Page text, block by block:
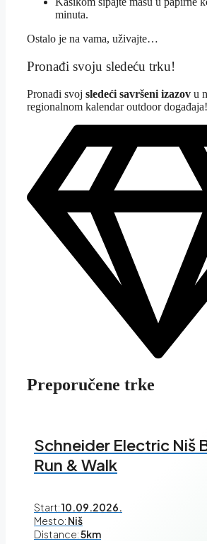
minuta.
Ostalo je na vama, uživajte…
Pronađi svoju sledeću trku!
Pronađi svoj sledeći savršeni izazov u
regionalnom kalendar outdoor događaja!
Preporučene trke
Schneider Electric Niš
Run & Walk
Start:10.09.2026.
Mesto: Niš
Distance:5km